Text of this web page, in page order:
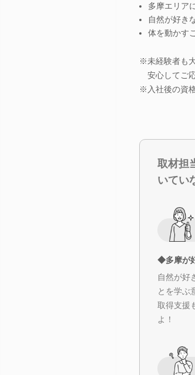
多摩エリア
自然が好き
体を動かす
※未経験者も
安心してご
※入社後の資
取材担
いてい
◆多摩が
自然が好
とを学ぶ
取得支援
よ！